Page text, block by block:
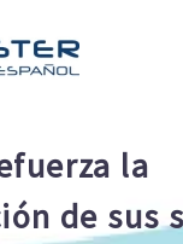
la
de sus